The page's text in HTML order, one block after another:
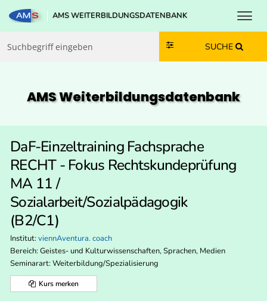
Zum Inhalt springen
Zum Navmenü springen
Zur Suche springen
Zur Footer springen
AMS WEITERBILDUNGSDATENBANK
SUCHE
AMS Weiterbildungs­datenbank
DaF-Einzeltraining Fachsprache
RECHT - Fokus Rechtskundeprüfung
MA 11 /
Sozialarbeit/Sozialpädagogik
(B2/C1)
Institut: viennAventura. coach
Bereich: Geistes- und Kulturwissenschaften, Sprachen, Medien
Seminarart: Weiterbildung/Spezialisierung
Kurs merken